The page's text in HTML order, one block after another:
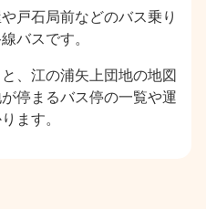
戸石局前などのバス乗り
バスです。
、江の浦矢上団地の地図
停まるバス停の一覧や運
ます。